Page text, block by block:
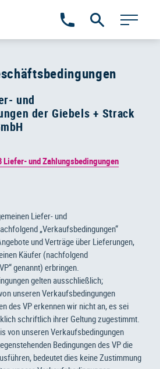
und
der Giebels + Strack
Liefer- und Zahlungsbedingungen
Liefer- und
„Verkaufsbedingungen“
und Verträge über Lieferungen,
Käufer (nachfolgend
genannt) erbringen.
gelten ausschließlich;
unseren Verkaufsbedingungen
des VP erkennen wir nicht an, es sei
schriftlich ihrer Geltung zugestimmt.
von unseren Verkaufsbedingungen
Bedingungen des VP die
bedeutet dies keine Zustimmung